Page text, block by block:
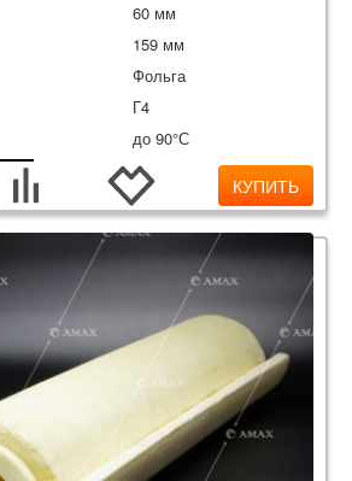
60 мм
159 мм
Фольга
Г4
до 90°С
КУПИТЬ